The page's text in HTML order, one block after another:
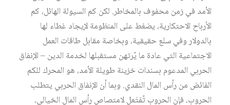
الأمد في زمن محفوف بالمخاطر. لكن كم السيولة الهائل، كم
الأرباح الاحتكارية، يضغط على المنظومة لإيجاد غطاء لها
بالدولار وفي سلع حقيقية، وبخاصة مقابل طاقات العمل
الاجتماعية التي عادة ما يُرتهن مستقبلها لخدمة الدين – الإنفاق
الحربي المدعوم بسندات خزينة طويلة الأمد، هو المحرك للكم
الفائض من رأس المال النقدي. وبما أن الإنفاق الحربي يتطلب
الحروب، فإن الحروب تُفتَعل لامتصاص رأس المال الخيالي،